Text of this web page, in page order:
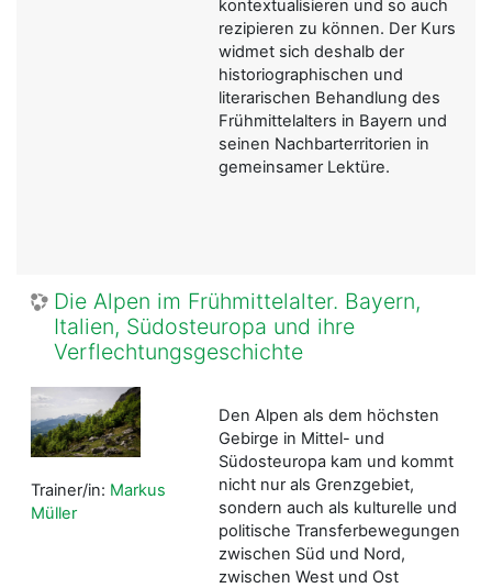
kontextualisieren und so auch
rezipieren zu können. Der Kurs
widmet sich deshalb der
historiographischen und
literarischen Behandlung des
Frühmittelalters in Bayern und
seinen Nachbarterritorien in
gemeinsamer Lektüre.
Die Alpen im Frühmittelalter. Bayern,
Italien, Südosteuropa und ihre
Verflechtungsgeschichte
Den Alpen als dem höchsten
Gebirge in Mittel- und
Südosteuropa kam und kommt
nicht nur als Grenzgebiet,
sondern auch als kulturelle und
politische Transferbewegungen
zwischen Süd und Nord,
zwischen West und Ost
Trainer/in: Markus
Müller